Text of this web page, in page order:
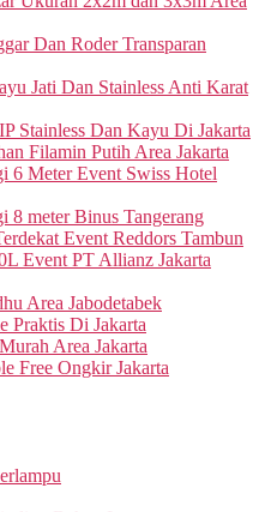
Dan Roder Transparan
Jati Dan Stainless Anti Karat
Stainless Dan Kayu Di Jakarta
Filamin Putih Area Jakarta
6 Meter Event Swiss Hotel
8 meter Binus Tangerang
Event Reddors Tambun
Event PT Allianz Jakarta
Area Jabodetabek
Praktis Di Jakarta
Area Jakarta
Free Ongkir Jakarta